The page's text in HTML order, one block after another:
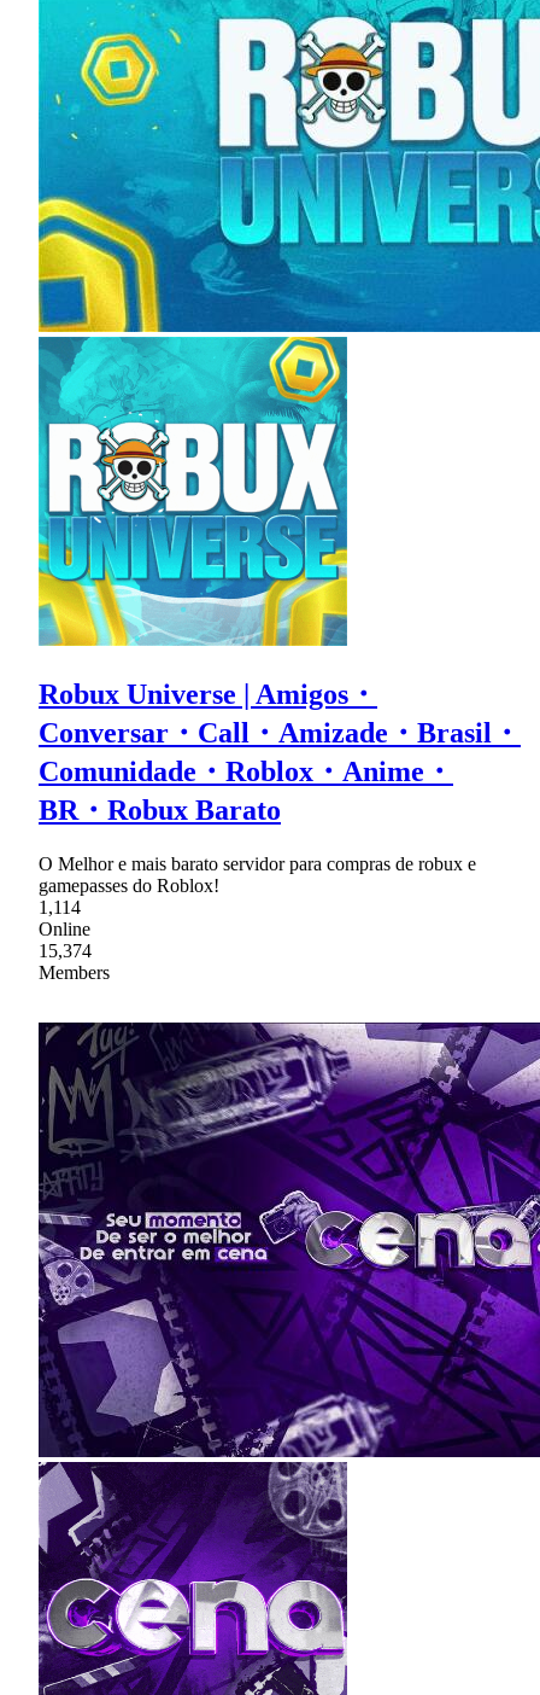
Robux Universe | Amigos・
Conversar・Call・Amizade・Brasil・
Comunidade・Roblox・Anime・
BR・Robux Barato
O Melhor e mais barato servidor para compras de robux e
gamepasses do Roblox!
1,114
Online
15,374
Members